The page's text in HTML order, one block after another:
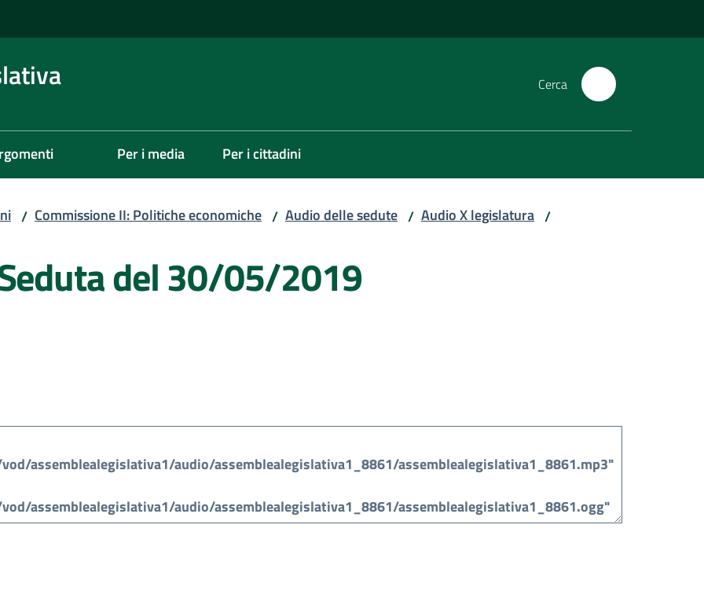
Cerca
Per i media Per i cittadini
/ Commissione II: Politiche economiche / Audio delle sedute / Audio X legislatura /
del 30/05/2019